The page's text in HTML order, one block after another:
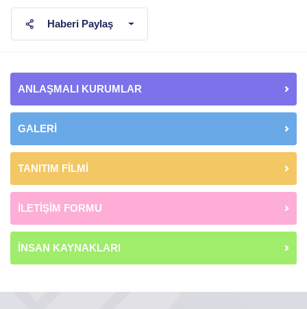
Haberi Paylaş
ANLAŞMALI KURUMLAR
GALERİ
TANITIM FİLMİ
İLETİŞİM FORMU
İNSAN KAYNAKLARI